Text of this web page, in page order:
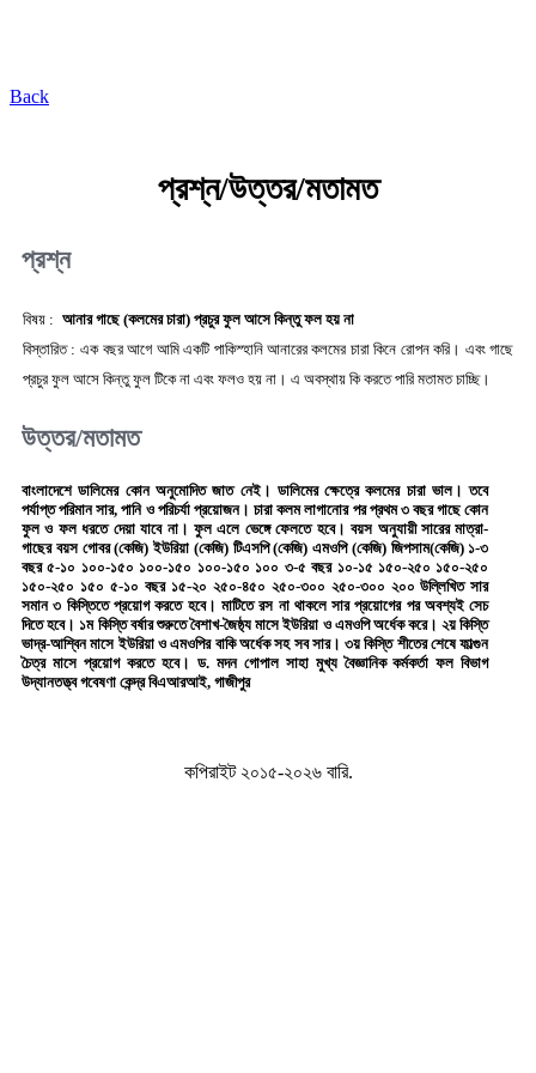
Back
প্রশ্ন/উত্তর/মতামত
প্রশ্ন
বিষয় : আনার গাছে (কলমের চারা) প্রচুর ফুল আসে কিন্তু ফল হয় না
বিস্তারিত : এক বছর আগে আমি একটি পাকিস্হানি আনারের কলমের চারা কিনে রোপন করি। এবং গাছে
প্রচুর ফুল আসে কিন্তু ফুল টিকে না এবং ফলও হয় না। এ অবস্থায় কি করতে পারি মতামত চাচ্ছি।
উত্তর/মতামত
বাংলাদেশে ডালিমের কোন অনুমোদিত জাত নেই। ডালিমের ক্ষেত্রে কলমের চারা ভাল। তবে
পর্যাপ্ত পরিমান সার, পানি ও পরিচর্যা প্রয়োজন। চারা কলম লাগানোর পর প্রথম ৩ বছর গাছে কোন
ফুল ও ফল ধরতে দেয়া যাবে না। ফুল এলে ভেঙ্গে ফেলতে হবে। বয়স অনুযায়ী সারের মাত্রা-
গাছের বয়স গোবর (কেজি) ইউরিয়া (কেজি) টিএসপি (কেজি) এমওপি (কেজি) জিপসাম(কেজি) ১-৩
বছর ৫-১০ ১০০-১৫০ ১০০-১৫০ ১০০-১৫০ ১০০ ৩-৫ বছর ১০-১৫ ১৫০-২৫০ ১৫০-২৫০
১৫০-২৫০ ১৫০ ৫-১০ বছর ১৫-২০ ২৫০-৪৫০ ২৫০-৩০০ ২৫০-৩০০ ২০০ উল্লিখিত সার
সমান ৩ কিস্তিতে প্রয়োগ করতে হবে। মাটিতে রস না থাকলে সার প্রয়োগের পর অবশ্যই সেচ
দিতে হবে। ১ম কিস্তি বর্ষার শুরুতে বৈশাখ-জৈষ্ঠ্য মাসে ইউরিয়া ও এমওপি অর্ধেক করে। ২য় কিস্তি
ভাদ্র-আশ্বিন মাসে ইউরিয়া ও এমওপির বাকি অর্ধেক সহ সব সার। ৩য় কিস্তি শীতের শেষে ফাল্গুন
চৈত্র মাসে প্রয়োগ করতে হবে। ড. মদন গোপাল সাহা মুখ্য বৈজ্ঞানিক কর্মকর্তা ফল বিভাগ
উদ্যানতত্ত্ব গবেষণা কেন্দ্র বিএআরআই, গাজীপুর
কপিরাইট ২০১৫-২০২৬ বারি.